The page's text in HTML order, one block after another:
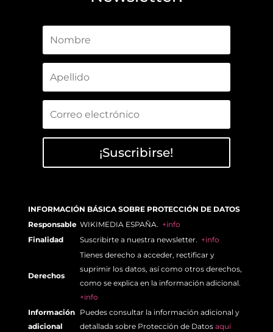
¡Suscribirse!
INFORMACIÓN BÁSICA SOBRE PROTECCIÓN DE DATOS
Responsable WIKIMEDIA ESPAÑA. +info
Finalidad
Suscribirte a nuestra newsletter. +info
Derechos
Tienes derecho a acceder, rectificar y
suprimir los datos, así como otros derechos,
como se explica en la información adicional.
+info
Información
adicional
Puedes consultar la información adicional y
detallada sobre Protección de Datos aquí